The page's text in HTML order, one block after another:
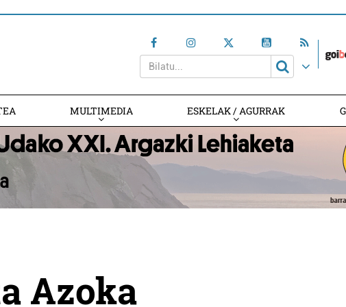
MULTIMEDIA ESKELAK / AGURRAK
Azoka